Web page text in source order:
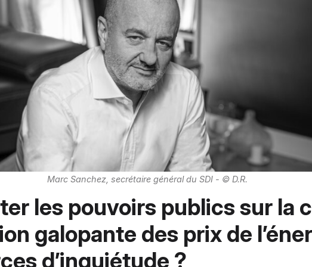
Marc Sanchez, secrétaire général du SDI - © D.R.
les pouvoirs publics sur la
galopante des prix de
d’inquiétude ?